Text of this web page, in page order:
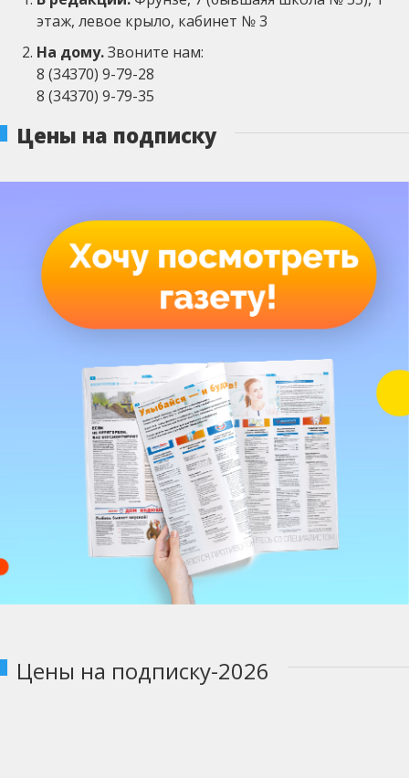
этаж, левое крыло, кабинет № 3
На дому.Звоните нам:
8 (34370) 9-79-28
8 (34370) 9-79-35
Цены на подписку
Цены на подписку-2026